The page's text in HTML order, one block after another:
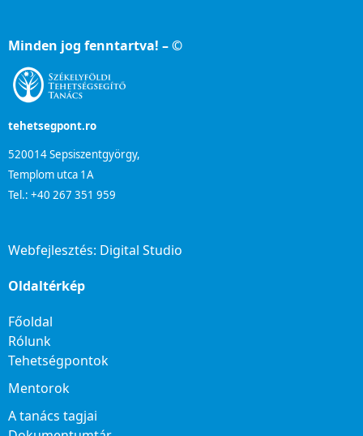
Minden jog fenntartva! – ©
tehetsegpont.ro
520014 Sepsiszentgyörgy,
Templom utca 1A
Tel.: +40 267 351 959
Webfejlesztés: Digital Studio
Oldaltérkép
Főoldal
Rólunk
Tehetségpontok
Mentorok
A tanács tagjai